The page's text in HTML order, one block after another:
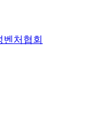
벤처협회